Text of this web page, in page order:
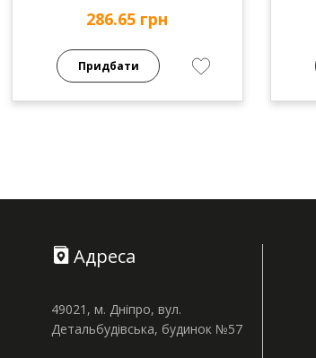
286.65 грн
Придбати
Адреса
49021, м. Дніпро, вул.
Детальбудівська, будинок №57